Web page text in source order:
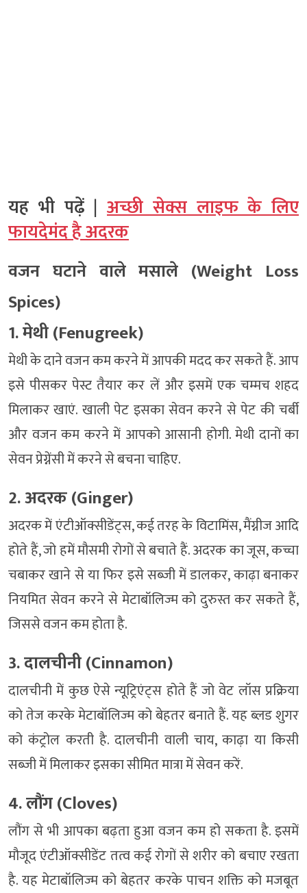
यह भी पढ़ें | अच्छी सेक्स लाइफ के लिए
फायदेमंद है अदरक
वजन घटाने वाले मसाले (Weight Loss
Spices)
1. मेथी (Fenugreek)
मेथी के दाने वजन कम करने में आपकी मदद कर सकते हैं. आप
इसे पीसकर पेस्ट तैयार कर लें और इसमें एक चम्मच शहद
मिलाकर खाएं. खाली पेट इसका सेवन करने से पेट की चर्बी
और वजन कम करने में आपको आसानी होगी. मेथी दानों का
सेवन प्रेग्नेंसी में करने से बचना चाहिए.
2. अदरक (Ginger)
अदरक में एंटीऑक्सीडेंट्स, कई तरह के विटामिंस, मैंग्नीज आदि
होते हैं, जो हमें मौसमी रोगों से बचाते हैं. अदरक का जूस, कच्चा
चबाकर खाने से या फिर इसे सब्जी में डालकर, काढ़ा बनाकर
नियमित सेवन करने से मेटाबॉलिज्म को दुरुस्त कर सकते हैं,
जिससे वजन कम होता है.
3. दालचीनी (Cinnamon)
दालचीनी में कुछ ऐसे न्यूट्रिएंट्स होते हैं जो वेट लॉस प्रक्रिया
को तेज करके मेटाबॉलिज्म को बेहतर बनाते हैं. यह ब्लड शुगर
को कंट्रोल करती है. दालचीनी वाली चाय, काढ़ा या किसी
सब्जी में मिलाकर इसका सीमित मात्रा में सेवन करें.
4. लौंग (Cloves)
लौंग से भी आपका बढ़ता हुआ वजन कम हो सकता है. इसमें
मौजूद एंटीऑक्सीडेंट तत्व कई रोगों से शरीर को बचाए रखता
है. यह मेटाबॉलिज्म को बेहतर करके पाचन शक्ति को मजबूत